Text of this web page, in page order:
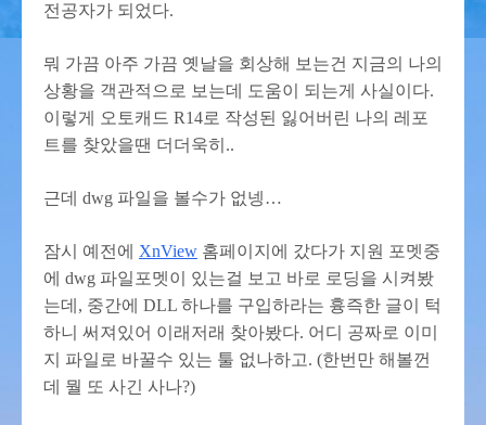
전공자가 되었다.
뭐 가끔 아주 가끔 옛날을 회상해 보는건 지금의 나의
상황을 객관적으로 보는데 도움이 되는게 사실이다.
이렇게 오토캐드 R14로 작성된 잃어버린 나의 레포
트를 찾았을땐 더더욱히..
근데 dwg 파일을 볼수가 없넹…
잠시 예전에 XnView 홈페이지에 갔다가 지원 포멧중
에 dwg 파일포멧이 있는걸 보고 바로 로딩을 시켜봤
는데, 중간에 DLL 하나를 구입하라는 흉즉한 글이 턱
하니 써져있어 이래저래 찾아봤다. 어디 공짜로 이미
지 파일로 바꿀수 있는 툴 없나하고. (한번만 해볼껀
데 뭘 또 사긴 사나?)